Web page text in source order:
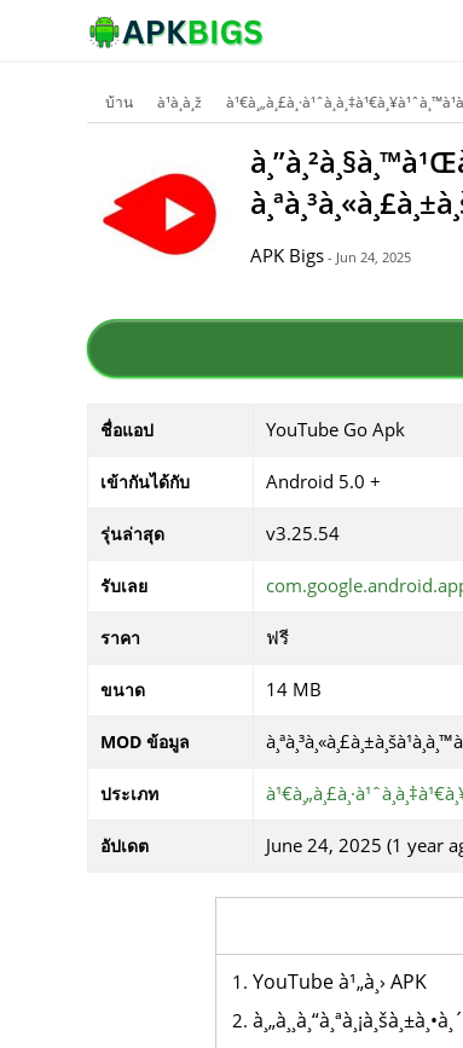
บ้าน à¹à¸­à¸ž
APK Bigs - Jun 24, 2025
ชื่อแอป YouTube Go Apk
เข้ากันได้กับ Android 5.0 +
รุ่นล่าสุด v3.25.54
รับเลย
ราคา ฟรี
ขนาด 14 MB
MOD ข้อมูล
ประเภท
อัปเดต June 24, 2025 (1 year
YouTube à¹„à¸› APK